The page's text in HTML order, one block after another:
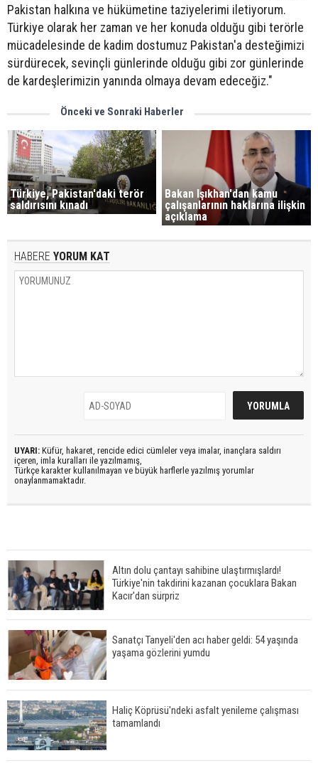
Pakistan halkına ve hükümetine taziyelerimi iletiyorum.
Türkiye olarak her zaman ve her konuda olduğu gibi terörle
mücadelesinde de kadim dostumuz Pakistan'a desteğimizi
sürdürecek, sevinçli günlerinde olduğu gibi zor günlerinde
de kardeşlerimizin yanında olmaya devam edeceğiz."
Önceki ve Sonraki Haberler
Türkiye, Pakistan'daki terör
saldırısını kınadı
Bakan Işıkhan'dan kamu
çalışanlarının haklarına ilişkin
açıklama
HABERE YORUM KAT
UYARI: Küfür, hakaret, rencide edici cümleler veya imalar, inançlara saldırı
içeren, imla kuralları ile yazılmamış,
Türkçe karakter kullanılmayan ve büyük harflerle yazılmış yorumlar
onaylanmamaktadır.
Altın dolu çantayı sahibine ulaştırmışlardı!
Türkiye'nin takdirini kazanan çocuklara Bakan
Kacır'dan sürpriz
Sanatçı Tanyeli'den acı haber geldi: 54 yaşında
yaşama gözlerini yumdu
Haliç Köprüsü'ndeki asfalt yenileme çalışması
tamamlandı